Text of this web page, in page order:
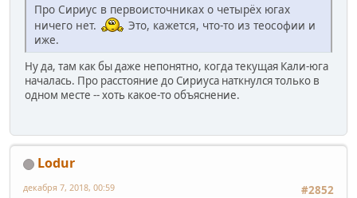
Про Сириус в первоисточниках о четырёх югах
ничего нет.
Это, кажется, что-то из теософии и
иже.
Ну да, там как бы даже непонятно, когда текущая Кали-юга
началась. Про расстояние до Сириуса наткнулся только в
одном месте -- хоть какое-то объяснение.
Lodur
#2852
декабря 7, 2018, 00:59